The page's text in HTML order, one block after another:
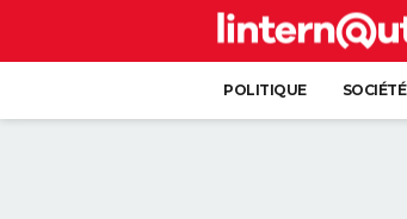
POLITIQUE SOCIÉTÉ